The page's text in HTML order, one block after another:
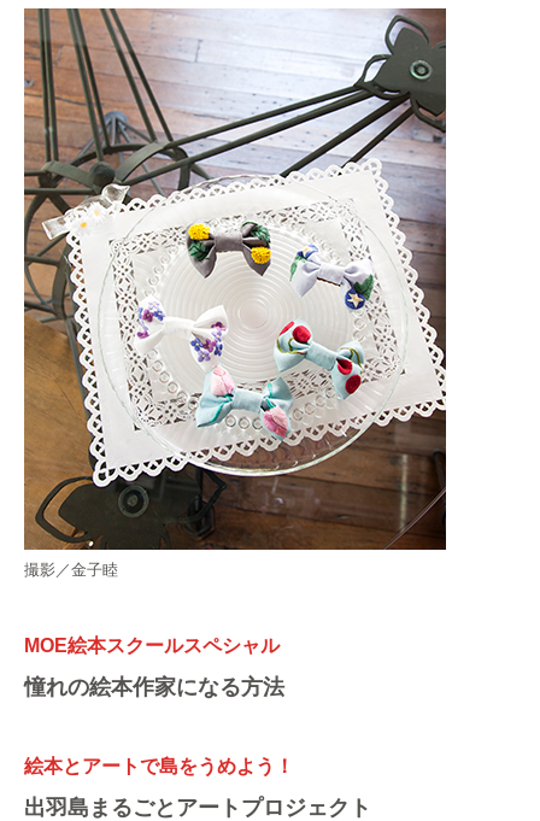
撮影／金子睦
MOE絵本スクールスペシャル
憧れの絵本作家になる方法
絵本とアートで島をうめよう！
出羽島まるごとアートプロジェクト